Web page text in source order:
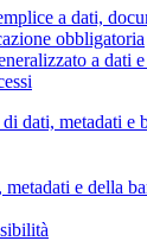
a dati,
obbligatoria
a dati
dati, metadati e
e della